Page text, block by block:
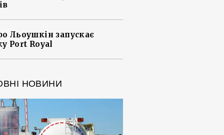
Льоушкін запускає
Port Royal
НОВИНИ